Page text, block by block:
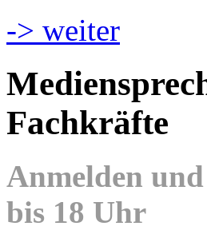
-> weiter
Fachkräfte
Anmelden
bis 18 Uhr